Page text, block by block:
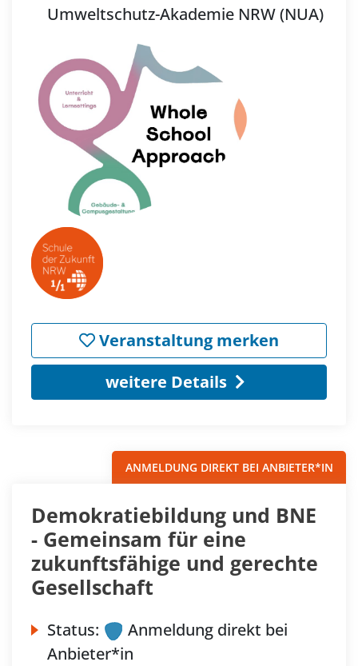
Umweltschutz-Akademie NRW (NUA)
Veranstaltung merken
weitere Details
ANMELDUNG DIREKT BEI ANBIETER*IN
Demokratiebildung und BNE
- Gemeinsam für eine
zukunftsfähige und gerechte
Gesellschaft
Status:
Anmeldung direkt bei
Anbieter*in